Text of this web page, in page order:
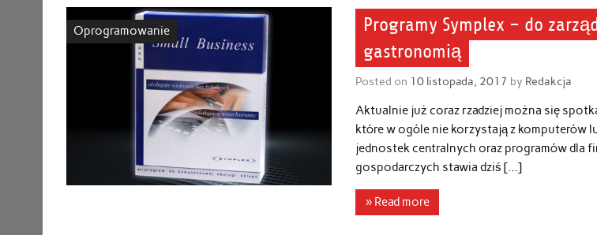
Oprogramowanie
Programy Symplex – do
gastronomią
Posted on 10 listopada, 2017 by Redakcja
Aktualnie już coraz rzadziej można się
które w ogóle nie korzystają z komputerów
jednostek centralnych oraz programów dla
gospodarczych stawia dziś […]
» Read more